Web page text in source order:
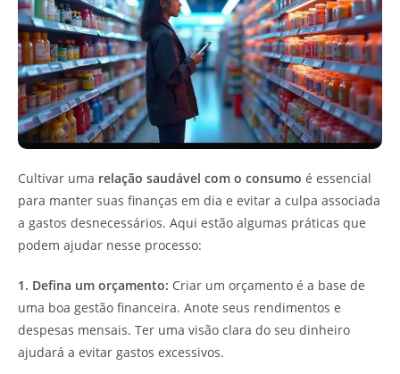
Cultivar uma relação saudável com o consumo é essencial
para manter suas finanças em dia e evitar a culpa associada
a gastos desnecessários. Aqui estão algumas práticas que
podem ajudar nesse processo:
1. Defina um orçamento: Criar um orçamento é a base de
uma boa gestão financeira. Anote seus rendimentos e
despesas mensais. Ter uma visão clara do seu dinheiro
ajudará a evitar gastos excessivos.